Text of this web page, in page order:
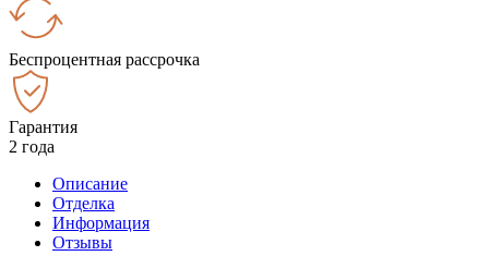
Беспроцентная рассрочка
Гарантия
2 года
Описание
Отделка
Информация
Отзывы